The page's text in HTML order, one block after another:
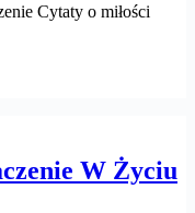
Cytaty o miłości
W Życiu